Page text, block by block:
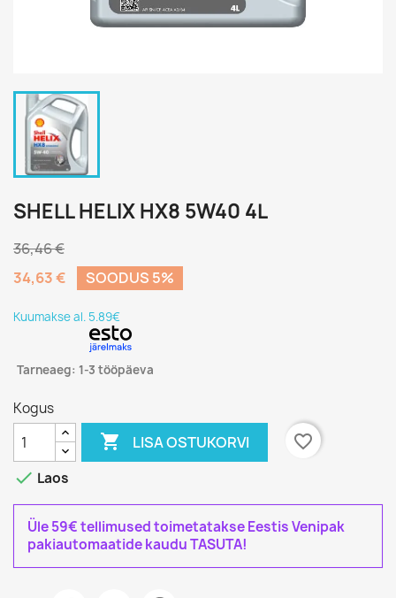
SHELL HELIX HX8 5W40 4L
36,46 €
34,63 €
SOODUS 5%
Kuumakse al. 5.89€
Tarneaeg: 1-3 tööpäeva
Kogus
 LISA OSTUKORVI
favorite_border
 Laos
Üle 59€ tellimused toimetatakse Eestis Venipak
pakiautomaatide kaudu TASUTA!